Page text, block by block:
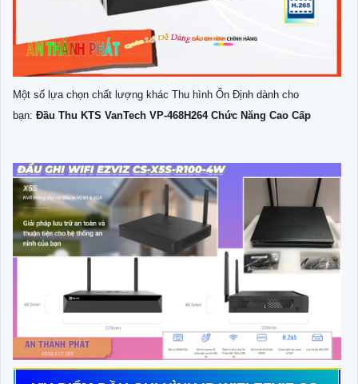
Một số lựa chọn chất lượng khác Thu hình Ổn Định dành cho
bạn: Đầu Thu KTS VanTech VP-468H264 Chức Năng Cao Cấp